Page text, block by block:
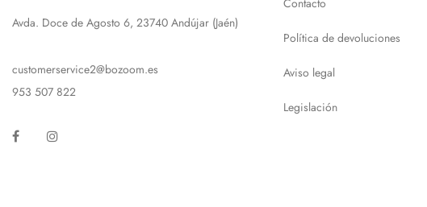
Avda. Doce de Agosto 6, 23740 Andújar (Jaén)
customerservice2@bozoom.es
953 507 822
Facebook
Contacto
Política de devoluciones
Aviso legal
Legislación